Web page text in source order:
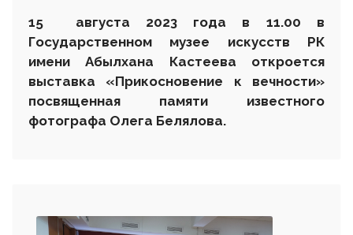
15 августа 2023 года в 11.00 в
Государственном музее искусств РК
имени Абылхана Кастеева откроется
выставка «Прикосновение к вечности»
посвященная памяти известного
фотографа Олега Белялова.